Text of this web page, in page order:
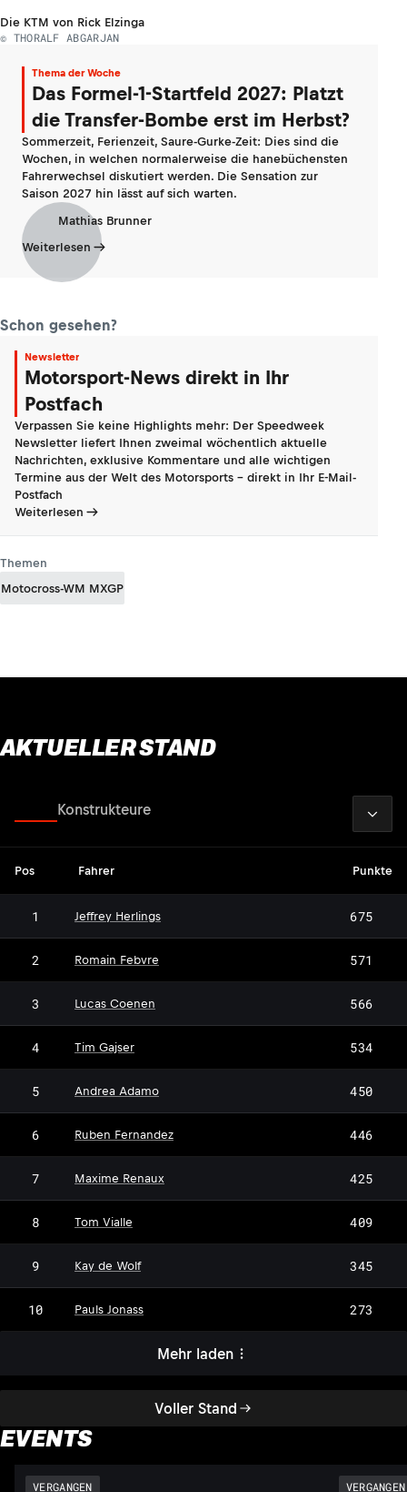
Die KTM von Rick Elzinga
© THORALF ABGARJAN
Thema der Woche
Das Formel-1-Startfeld 2027: Platzt
die Transfer-Bombe erst im Herbst?
Sommerzeit, Ferienzeit, Saure-Gurke-Zeit: Dies sind die
Wochen, in welchen normalerweise die hanebüchensten
Fahrerwechsel diskutiert werden. Die Sensation zur
Saison 2027 hin lässt auf sich warten.
Mathias Brunner
Weiterlesen
Schon gesehen?
Newsletter
Motorsport-News direkt in Ihr
Postfach
Verpassen Sie keine Highlights mehr: Der Speedweek
Newsletter liefert Ihnen zweimal wöchentlich aktuelle
Nachrichten, exklusive Kommentare und alle wichtigen
Termine aus der Welt des Motorsports - direkt in Ihr E-Mail-
Postfach
Weiterlesen
Themen
Motocross-WM MXGP
AKTUELLER STAND
Voller Stand
Konstrukteure
Pos Fahrer Punkte
1 Jeffrey Herlings 675
2 Romain Febvre 571
3 Lucas Coenen 566
4 Tim Gajser 534
5 Andrea Adamo 450
6 Ruben Fernandez 446
7 Maxime Renaux 425
8 Tom Vialle 409
9 Kay de Wolf 345
10 Pauls Jonass 273
Mehr laden
EVENTS
VERGANGEN VERGANGEN